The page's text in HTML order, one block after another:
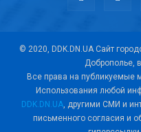
© 2020, DDK.DN.UA Сайт
Доброполье,
Все права на публикуемые
Использования любой
DDK.DN.UA, другими СМИ и
письменного согласия и